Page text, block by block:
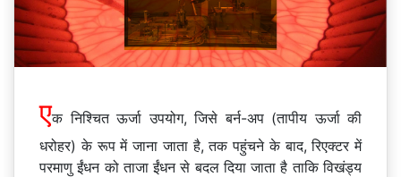
एक निश्चित ऊर्जा उपयोग, जिसे बर्न-अप (तापीय ऊर्जा की
धरोहर) के रूप में जाना जाता है, तक पहुंचने के बाद, रिएक्टर में
परमाणु ईंधन को ताजा ईंधन से बदल दिया जाता है ताकि विखंड्य